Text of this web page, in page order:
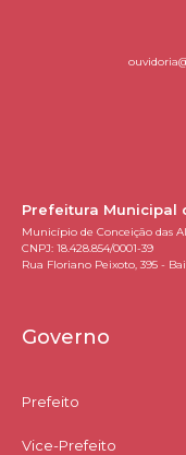
Prefeitura Municipal
Município de Conceição das
CNPJ: 18.428.854/0001-39
Rua Floriano Peixoto, 395 -
Governo
Prefeito
Vice-Prefeito